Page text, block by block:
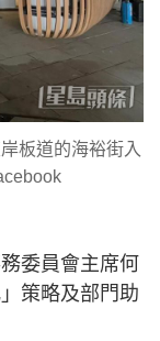
板道的海裕街入
委員會主席何
策略及部門助